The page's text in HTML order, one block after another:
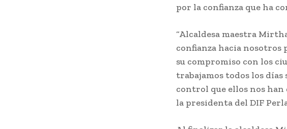
por la confianza que ha
“Alcaldesa maestra
confianza hacia nosotros
su compromiso con los
trabajamos todos los
control que ellos nos han
la presidenta del DIF